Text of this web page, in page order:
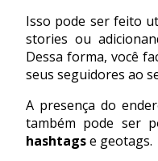
Isso pode ser feito
stories ou
Dessa forma, você
seus seguidores ao
A presença do
também pode ser
hashtagse geotags.